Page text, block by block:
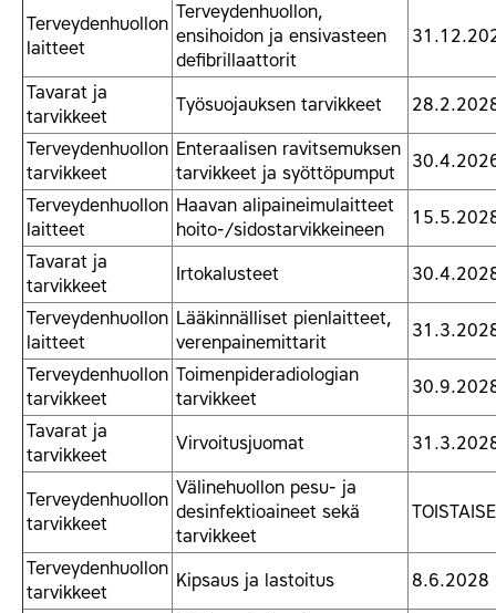
Terveydenhuollon
laitteet
Terveydenhuollon,
ensihoidon ja ensivasteen
defibrillaattorit
Tavarat ja
tarvikkeet
Työsuojauksen tarvikkeet
Terveydenhuollon
tarvikkeet
Enteraalisen ravitsemuksen
tarvikkeet ja syöttöpumput
Terveydenhuollon
laitteet
Haavan alipaineimulaitteet
hoito-/sidostarvikkeineen
Tavarat ja
tarvikkeet
Irtokalusteet
Terveydenhuollon
laitteet
Lääkinnälliset pienlaitteet,
verenpainemittarit
Terveydenhuollon
tarvikkeet
Toimenpideradiologian
tarvikkeet
Tavarat ja
tarvikkeet
Virvoitusjuomat
Terveydenhuollon
tarvikkeet
Välinehuollon pesu- ja
desinfektioaineet sekä
tarvikkeet
Terveydenhuollon
tarvikkeet
Kipsaus ja lastoitus 8.6.2028